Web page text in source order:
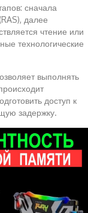
сначала
далее
чтение или
технологические
выполнять
доступ к
задержку.